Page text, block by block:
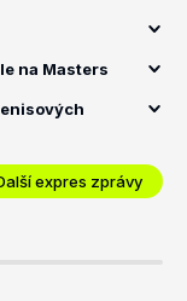
na Masters
expres zprávy